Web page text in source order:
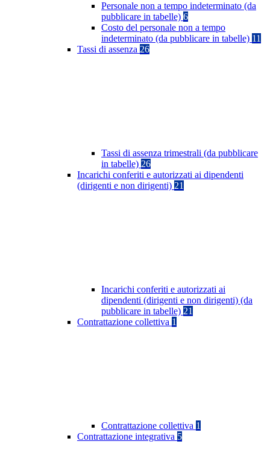
Personale non a tempo indeterminato (da
pubblicare in tabelle) 6
Costo del personale non a tempo
indeterminato (da pubblicare in tabelle) 11
Tassi di assenza 26
Tassi di assenza trimestrali (da pubblicare
in tabelle) 26
Incarichi conferiti e autorizzati ai dipendenti
(dirigenti e non dirigenti) 21
Incarichi conferiti e autorizzati ai
dipendenti (dirigenti e non dirigenti) (da
pubblicare in tabelle) 21
Contrattazione collettiva 1
Contrattazione collettiva 1
Contrattazione integrativa 5